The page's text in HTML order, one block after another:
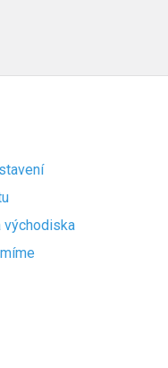
východiska